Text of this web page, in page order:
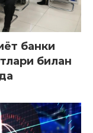
банки
билан